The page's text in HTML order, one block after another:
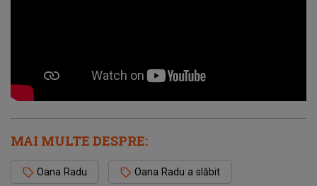
MAI MULTE DESPRE:
Oana Radu Oana Radu a slăbit